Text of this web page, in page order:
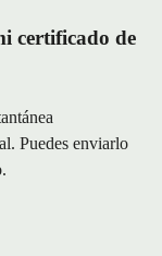
certificado de
Puedes enviarlo